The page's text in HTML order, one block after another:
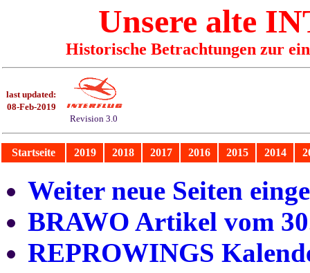
Unsere alte
Historische Betrachtungen zur
last updated:
08-Feb-2019
Revision 3.0
Startseite 2019 2018 2017 2016 2015 2014
Weiter neue Seiten
BRAWO Artikel vom
REPROWINGS